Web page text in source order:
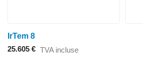
IrTem 8
25.605 € TVA incluse